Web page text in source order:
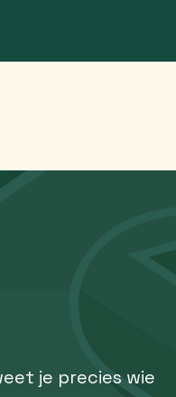
je precies wie